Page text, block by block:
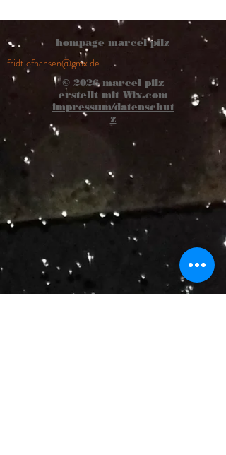
hompage marcel pilz
fridtjofnansen@gmx.de
© 2026marcel pilz
erstellt mit Wix.com
impressum/datenschut
z